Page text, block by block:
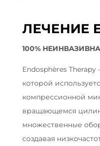
ЛЕЧЕНИЕ
100%
Endosphères
которой
компрессионной
вращающемся
множественные
создавая